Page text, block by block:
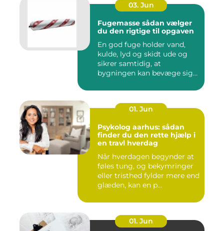
03. Jun
Fugemasse sådan vælger
du den rigtige til opgaven
En god fuge holder vand,
kulde, lyd og skidt ude og
sikrer samtidig, at
bygningen kan bevæge sig
01. Jun
Psykolog aarhus: sådan
finder du den rette hjælp i
en travl hverdag
Når hverdagen begynder at
føles tung, og bekymringer
eller tristhed fylder mere end
glæden, kan en p...
01. Jun